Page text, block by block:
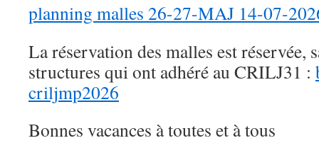
planning malles 26-27-MAJ 14-07-
La réservation des malles est réservée,
structures qui ont adhéré au CRILJ31 :
criljmp2026
Bonnes vacances à toutes et à tous